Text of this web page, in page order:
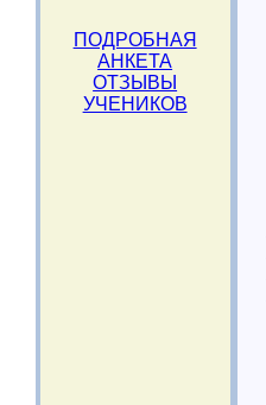
ПОДРОБНАЯ
АНКЕТА
ОТЗЫВЫ
УЧЕНИКОВ